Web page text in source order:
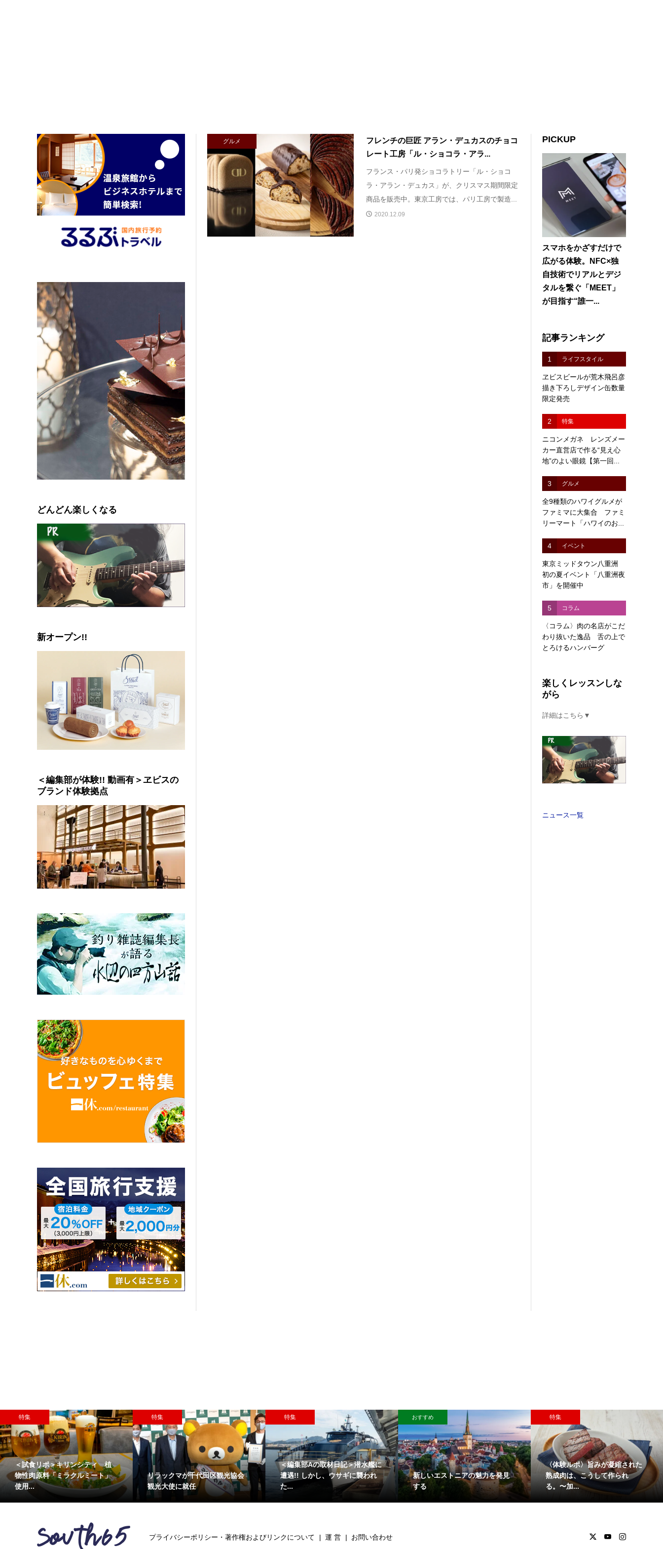
グルメ
フレンチの巨匠 アラン・デュカスのチョコ
レート工房「ル・ショコラ・アラ...
フランス・パリ発ショコラトリー「ル・ショコ
ラ・アラン・デュカス」が、クリスマス期間限定
商品を販売中。東京工房では、パリ工房で製造...
2020.12.09
PICKUP
スマホをかざすだけで
広がる体験。NFC×独
自技術でリアルとデジ
タルを繋ぐ「MEET」
が目指す“誰一...
記事ランキング
1 ライフスタイル
ヱビスビールが荒木飛呂彦
描き下ろしデザイン缶数量
限定発売
2 特集
ニコンメガネ レンズメー
カー直営店で作る“見え心
地”のよい眼鏡【第一回...
3 グルメ
全9種類のハワイグルメが
ファミマに大集合 ファミ
リーマート「ハワイのお...
4 イベント
東京ミッドタウン八重洲
初の夏イベント「八重洲夜
市」を開催中
5 コラム
〈コラム〉肉の名店がこだ
わり抜いた逸品 舌の上で
とろけるハンバーグ
楽しくレッスンしな
がら
詳細はこちら▼
ニュース一覧
どんどん楽しくなる
新オープン!!
＜編集部が体験!! 動画有＞ヱビスの
ブランド体験拠点
特集
＜試食リポ＞キリンシティ 植
物性肉原料「ミラクルミート」
使用...
特集
リラックマが千代田区観光協会
観光大使に就任
特集
＜編集部Aの取材日記＞潜水艦に
遭遇!! しかし、ウサギに襲われ
た...
おすすめ
新しいエストニアの魅力を発見
する
特集
〈体験ルポ〉旨みが凝縮された
熟成肉は、こうして作られ
る。〜加...
プライバシーポリシー・著作権およびリンクについて 運 営 お問い合わせ